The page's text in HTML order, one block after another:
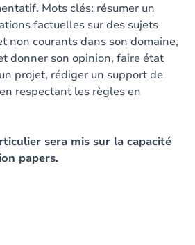
Mots clés: résumer un
factuelles sur des sujets
non courants dans son domaine,
donner son opinion, faire état
projet, rédiger un support de
respectant les règles en
sera mis sur la capacité
papers.